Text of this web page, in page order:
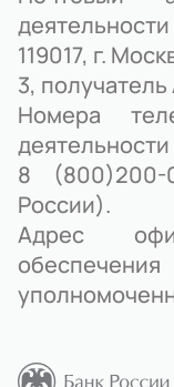
119017, г.
3,
Номера
8 (800)200-
России).
Адрес